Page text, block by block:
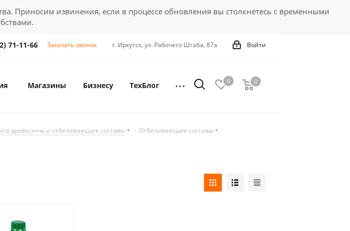
Приносим извинения, если в процессе обновления вы столкнётесь с временными
Войти
г. Иркутск, ул. Рабочего Штаба, 87а
71-11-66 Заказать звонок
0 0
0
Магазины Бизнесу ТехБлог
древесины и отбеливающие составы - Отбеливающие составы